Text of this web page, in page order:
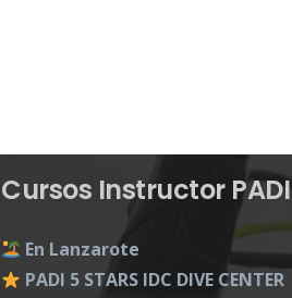
Cursos Instructor PADI
En Lanzarote
PADI 5 STARS IDC DIVE CENTER